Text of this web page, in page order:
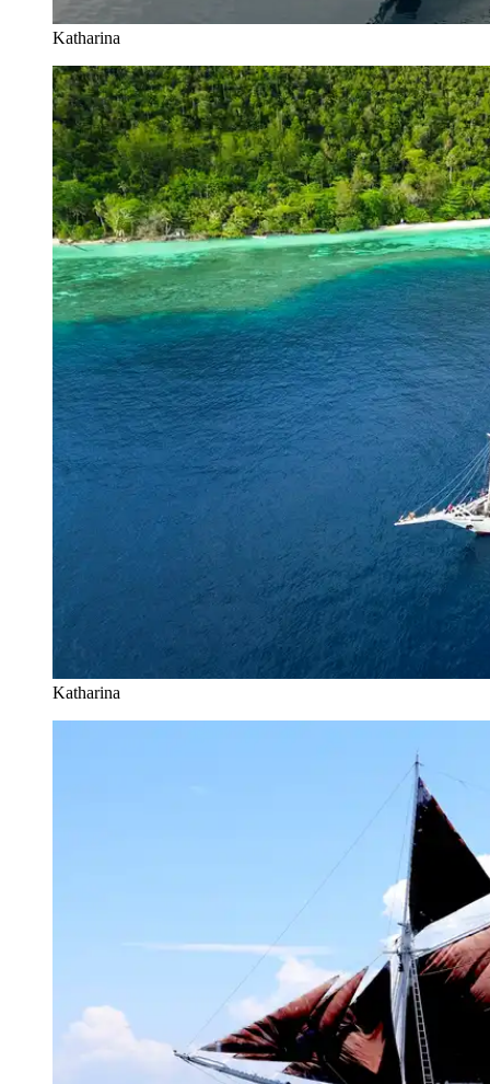
Katharina
Katharina